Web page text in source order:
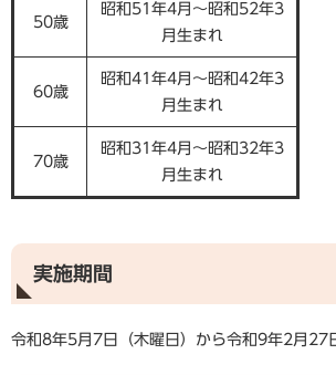
50歳
昭和51年4月～昭和52年3
月生まれ
60歳
昭和41年4月～昭和42年3
月生まれ
70歳
昭和31年4月～昭和32年3
月生まれ
実施期間
令和8年5月7日（木曜日）から令和9年2月27